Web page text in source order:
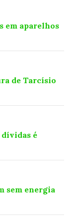
em aparelhos
de Tarcísio
dívidas é
sem energia